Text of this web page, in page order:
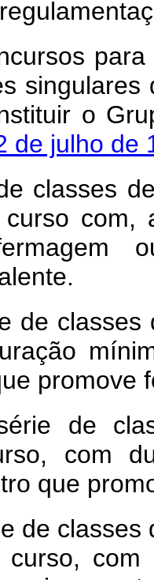
o
de julho de
classes
de classes
promove
de
com
que
de
curso,